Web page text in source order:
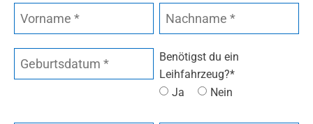
Benötigst du ein
Leihfahrzeug?*
Ja
Nein